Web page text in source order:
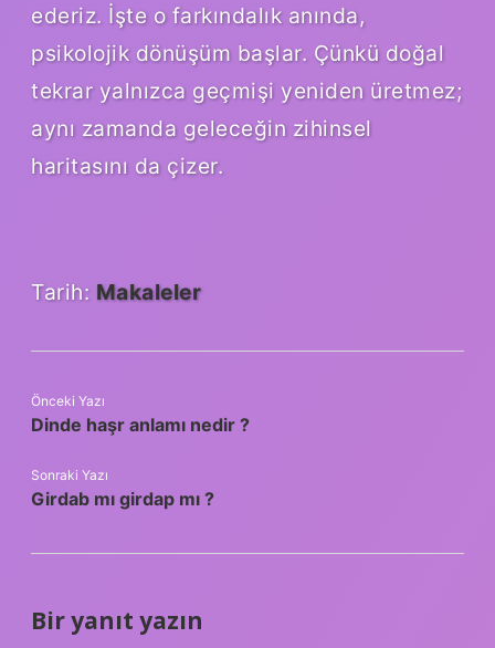
ederiz. İşte o farkındalık anında,
psikolojik dönüşüm başlar. Çünkü doğal
tekrar yalnızca geçmişi yeniden üretmez;
aynı zamanda geleceğin zihinsel
haritasını da çizer.
Tarih: Makaleler
Önceki Yazı
Dinde haşr anlamı nedir ?
Sonraki Yazı
Girdab mı girdap mı ?
Bir yanıt yazın